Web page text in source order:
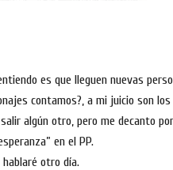
es que lleguen nuevas
contamos?, a mi juicio son
algún otro, pero me decanto
en el PP.
hablaré otro día.